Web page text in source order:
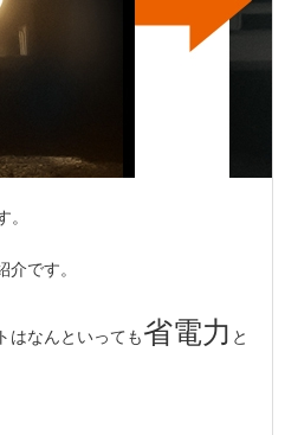
。
です。
はなんといっても省電力 と